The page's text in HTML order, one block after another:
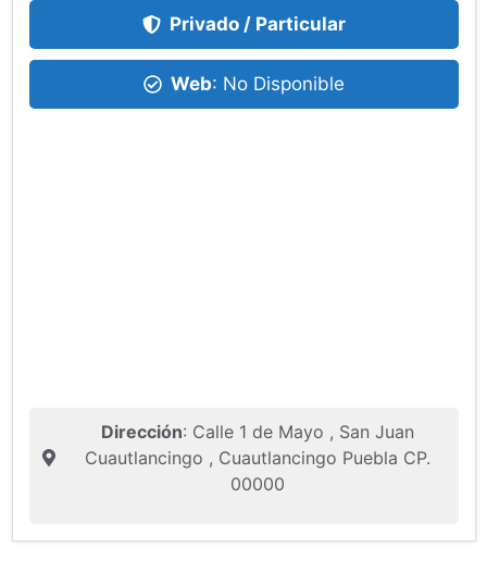
Privado / Particular
Web: No Disponible
Dirección: Calle 1 de Mayo , San Juan
Cuautlancingo , Cuautlancingo Puebla CP.
00000